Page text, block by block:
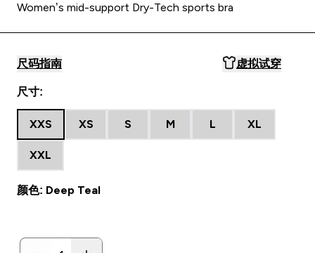
Women’s mid-support Dry-Tech sports bra
尺码指南 虚拟试穿
尺寸:
XXS XS S M L XL
XXL
颜色: Deep Teal